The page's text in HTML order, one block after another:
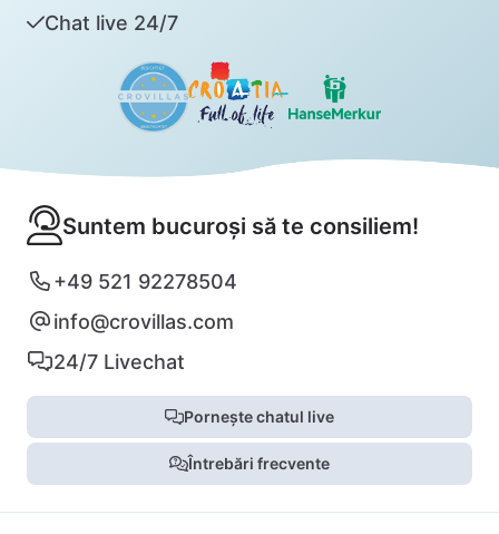
Chat live 24/7
Suntem bucuroși să te consiliem!
+49 521 92278504
info@crovillas.com
24/7 Livechat
Pornește chatul live
Întrebări frecvente